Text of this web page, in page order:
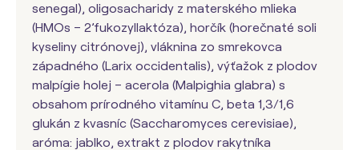
senegal), oligosacharidy z materského mlieka
(HMOs – 2’fukozyllaktóza), horčík (horečnaté soli
kyseliny citrónovej), vláknina zo smrekovca
západného (Larix occidentalis), výťažok z plodov
malpígie holej – acerola (Malpighia glabra) s
obsahom prírodného vitamínu C, beta 1,3/1,6
glukán z kvasníc (Saccharomyces cerevisiae),
aróma: jablko, extrakt z plodov rakytníka